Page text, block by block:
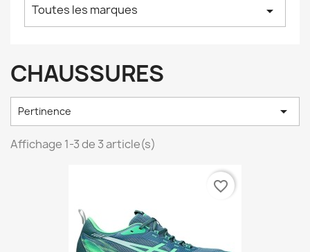
Toutes les marques arrow_drop_down
CHAUSSURES
Pertinence 
Affichage 1-3 de 3 article(s)
favorite_border